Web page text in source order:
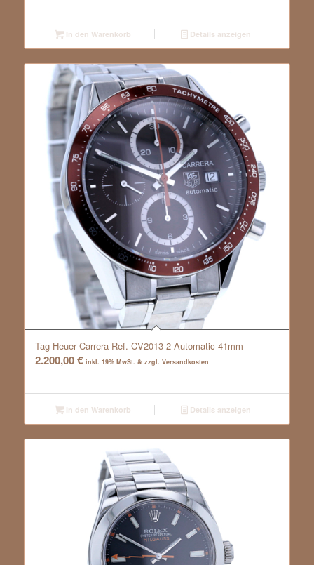
In den Warenkorb Details anzeigen
Tag Heuer Carrera Ref. CV2013-2 Automatic 41mm
2.200,00€ inkl. 19% MwSt. & zzgl. Versandkosten
In den Warenkorb Details anzeigen